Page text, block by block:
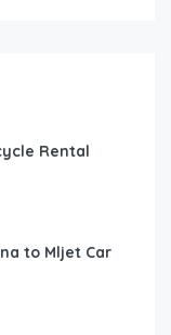
Rental
to Mljet Car